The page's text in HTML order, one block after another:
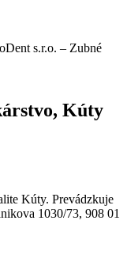
s.r.o. – Zubné
Kúty
Kúty. Prevádzkuje
1030/73, 908 01